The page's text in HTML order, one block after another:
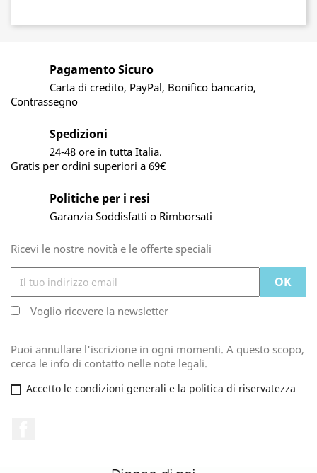
Pagamento Sicuro
Carta di credito, PayPal, Bonifico bancario,
Contrassegno
Spedizioni
24-48 ore in tutta Italia.
Gratis per ordini superiori a 69€
Politiche per i resi
Garanzia Soddisfatti o Rimborsati
Ricevi le nostre novità e le offerte speciali
Voglio ricevere la newsletter
Puoi annullare l'iscrizione in ogni momenti. A questo scopo,
cerca le info di contatto nelle note legali.
Accetto le condizioni generali e la politica di riservatezza